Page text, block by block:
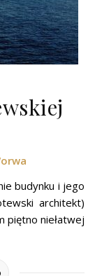
budynku i jego
architekt)
piętno niełatwej